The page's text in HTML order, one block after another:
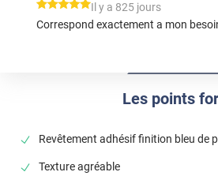
Les points
Revêtement adhésif finition bleu de
Texture agréable
*****
Il y a 825 jours
Correspond exactement a mon